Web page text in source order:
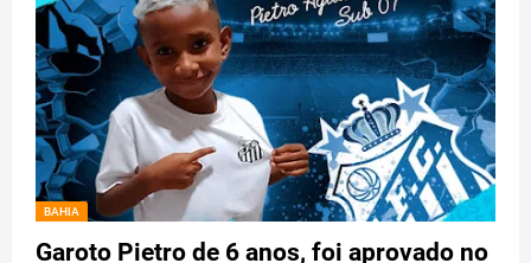
BAHIA
Garoto Pietro de 6 anos, foi aprovado no